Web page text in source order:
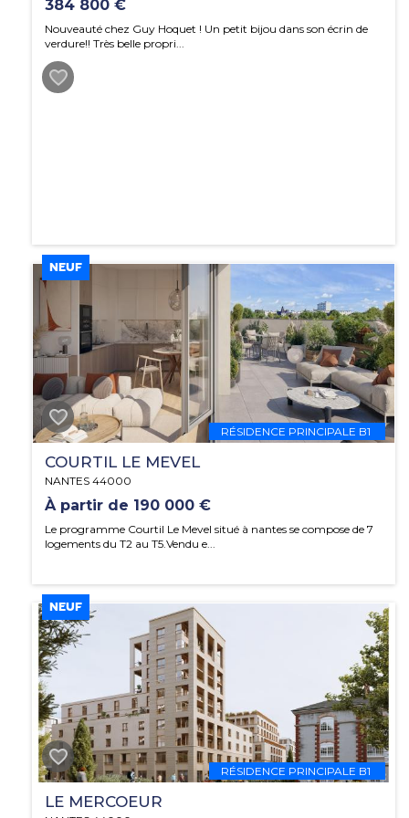
384 800 €
Nouveauté chez Guy Hoquet ! Un petit bijou dans son écrin de
verdure!! Très belle propri...
NEUF
RÉSIDENCE PRINCIPALE B1
COURTIL LE MEVEL
NANTES 44000
À partir de 190 000 €
Le programme Courtil Le Mevel situé à nantes se compose de 7
logements du T2 au T5.Vendu e...
NEUF
RÉSIDENCE PRINCIPALE B1
LE MERCOEUR